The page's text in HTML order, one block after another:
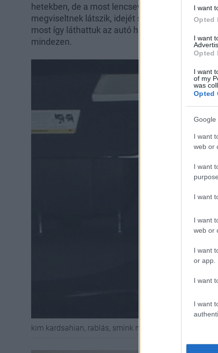
I want
Opted
I want
Opted
I want
of my
was
Opted
Google
I want
web or
I want
I want
I want
web or
I want
or app.
I want
I want
hetekben, de a most lencsevégre kapott Kim
megviseltnek látszik, idejét sem tudjuk mikor
most így láthattuk az autó hátsó ülésén.
mindezen.
kim kardsahian, rablás, smink nélkül, születésnap,